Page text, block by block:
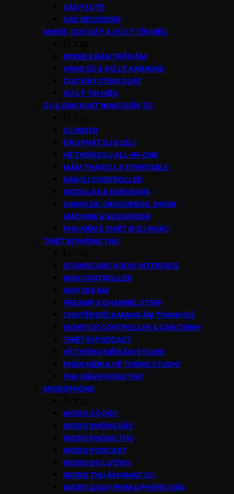
SÁO FLUTE
SÁO RECORDER
MIXER, CỤC ĐẨY & XỬ LÝ TÍN HIỆU
MIXER & BÀN TRỘN ÂM
VANG SỐ & XỬ LÝ KARAOKE
CỤC ĐẨY CÔNG SUẤT
XỬ LÝ TÍN HIỆU
DJ & SẢN XUẤT NHẠC ĐIỆN TỬ
DJ MIXER
ĐẦU PHÁT DJ & CDJ
HỆ THỐNG DJ ALL-IN-ONE
MÂM THAN DJ & TURNTABLE
BÀN DJ CONTROLLER
MODULAR & EURORACK
SAMPLER, GROOVEBOX, DRUM
MACHINE & SEQUENCER
PHỤ KIỆN & THIẾT BỊ DJ KHÁC
THIẾT BỊ PHÒNG THU
SOUNDCARD AUDIO INTERFACE
MIDI CONTROLLER
MÁY GHI ÂM
PREAMP & CHANNEL STRIP
CHUYỂN ĐỔI & MẠNG ÂM THANH SỐ
MONITOR CONTROLLER & CÂN CHỈNH
THIẾT BỊ PODCAST
HỆ THỐNG KIỂM ÂM STUDIO
PHẦN MỀM & HỆ THỐNG STUDIO
PHỤ KIỆN PHÒNG THU
MICROPHONE
MICRO CÓ DÂY
MICRO KHÔNG DÂY
MICRO PHÒNG THU
MICRO PODCAST
MICRO ĐO LƯỜNG
MICRO THU ÂM NHẠC CỤ
MICRO QUAY PHIM & PHỎNG VẤN